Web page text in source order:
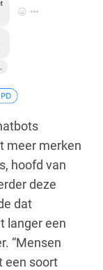
meer merken
hoofd van
deze
dat
langer een
“Mensen
een soort